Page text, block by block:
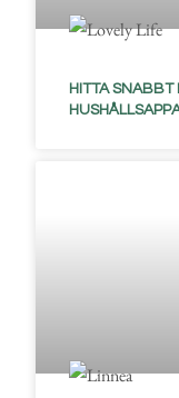
HITTA SNABBT